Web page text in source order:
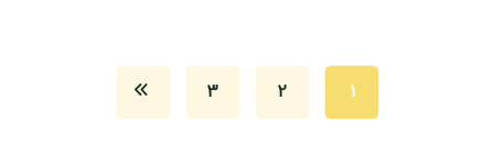
1
2
3